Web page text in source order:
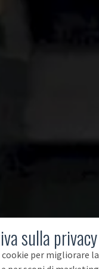
sulla
per migliorare